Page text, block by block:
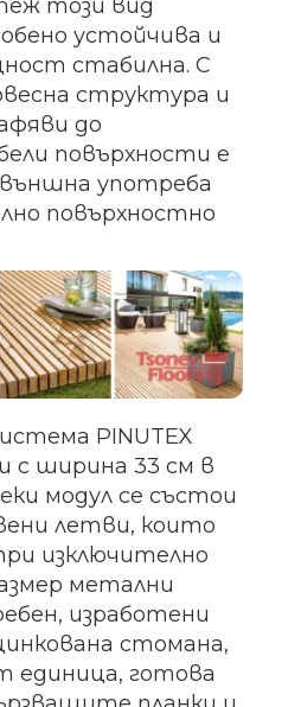
този вид
устойчива и
стабилна. С
структура и
до
повърхности е
употреба
повърхностно
PINUTEX
с ширина 33 см в
модул се състои
летви, които
изключително
метални
изработени
стомана,
единица, готова